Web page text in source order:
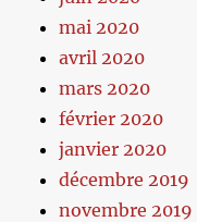
mai 2020
avril 2020
mars 2020
février 2020
janvier 2020
décembre 2019
novembre 2019